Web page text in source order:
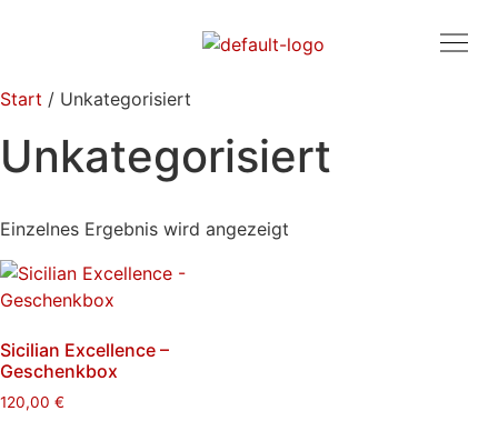
Start / Unkategorisiert
Unkategorisiert
Einzelnes Ergebnis wird angezeigt
Sicilian Excellence –
Geschenkbox
120,00 €